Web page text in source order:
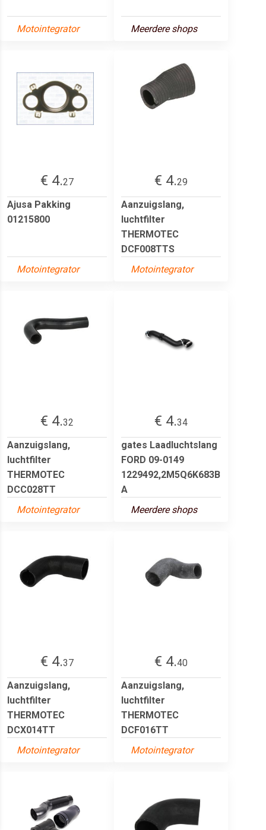
Motointegrator Meerdere shops
€ 4.27
Ajusa Pakking
01215800
Motointegrator
€ 4.29
Aanzuigslang,
luchtfilter
THERMOTEC
DCF008TTS
Motointegrator
€ 4.32
Aanzuigslang,
luchtfilter
THERMOTEC
DCC028TT
Motointegrator
€ 4.34
gates Laadluchtslang
FORD 09-0149
1229492,2M5Q6K683B
A
Meerdere shops
€ 4.37
Aanzuigslang,
luchtfilter
THERMOTEC
DCX014TT
Motointegrator
€ 4.40
Aanzuigslang,
luchtfilter
THERMOTEC
DCF016TT
Motointegrator